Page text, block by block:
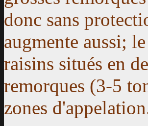
donc sans
augmente aussi;
raisins situés en
remorques (3-5
zones